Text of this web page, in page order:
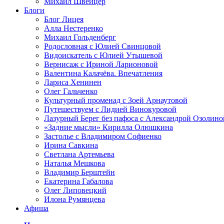
Блоги
Блог Лицея
Алла Нестеренко
Михаил Гольденберг
Родословная с Юлией Свинцовой
Видоискатель с Юлией Утышевой
Вернисаж с Ириной Ларионовой
Валентина Калачёва. Впечатления
Лариса Хенинен
Олег Гальченко
Культурный променад с Зоей Арнаутовой
Путешествуем с Лидией Винокуровой
Лазурный Берег без пафоса с Александрой
«Задние мысли» Кирилла Олюшкина
Застолье с Владимиром Софиенко
Ирина Савкина
Светлана Артемьева
Наталья Мешкова
Владимир Берштейн
Екатерина Габалова
Олег Липовецкий
Илона Румянцева
Афиша